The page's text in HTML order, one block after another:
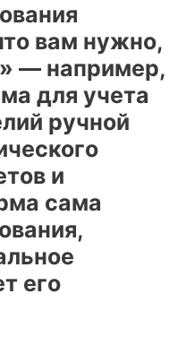
вам нужно,
— например,
для учета
ручной
и
сама
его